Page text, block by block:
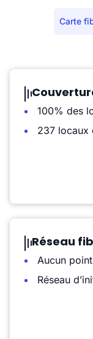
Carte
100% des
237 locaux
Réseau
Aucun
Réseau